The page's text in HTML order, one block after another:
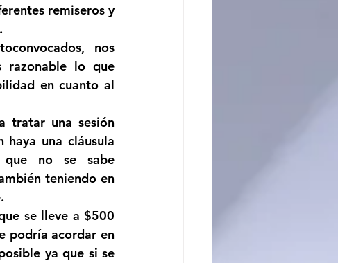
remiseros y
nos
razonable lo que
en cuanto al
tratar una sesión
una cláusula
que no se sabe
teniendo en
se lleve a $500
podría acordar en
ya que si se